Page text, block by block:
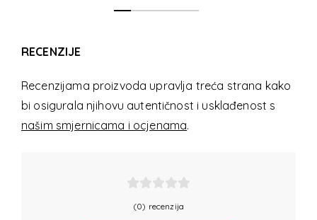
RECENZIJE
Recenzijama proizvoda upravlja treća strana kako
bi osigurala njihovu autentičnost i usklađenost s
našim smjernicama i ocjenama.
(0) recenzija